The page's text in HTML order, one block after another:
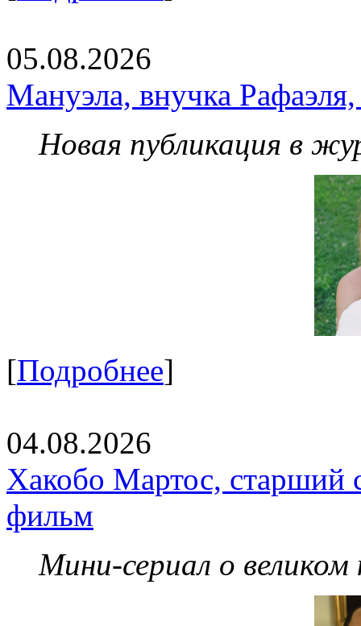
05.08.2026
Мануэла, внучка
Новая публикация в
[Подробнее]
04.08.2026
Хакобо Мартос, старший
фильм
Мини-сериал о великом